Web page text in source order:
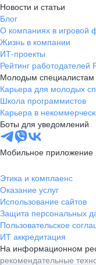
Новости и статьи
Блог
О компаниях в игровой
Жизнь в компании
ИТ-проекты
Рейтинг работодателей
Молодым специалистам
Карьера для молодых
Школа программистов
Карьера в
Боты для уведомлений
Мобильное приложение
Этика и комплаенс
Оказание услуг
Использование сайтов
Защита персональных
Пользовательское
ИТ аккредитация
На информационном
рекомендательные